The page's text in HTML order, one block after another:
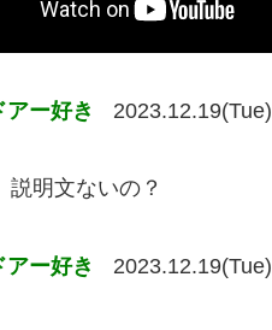
アー好き 2023.12.19(Tue)
明文ないの？
アー好き 2023.12.19(Tue)